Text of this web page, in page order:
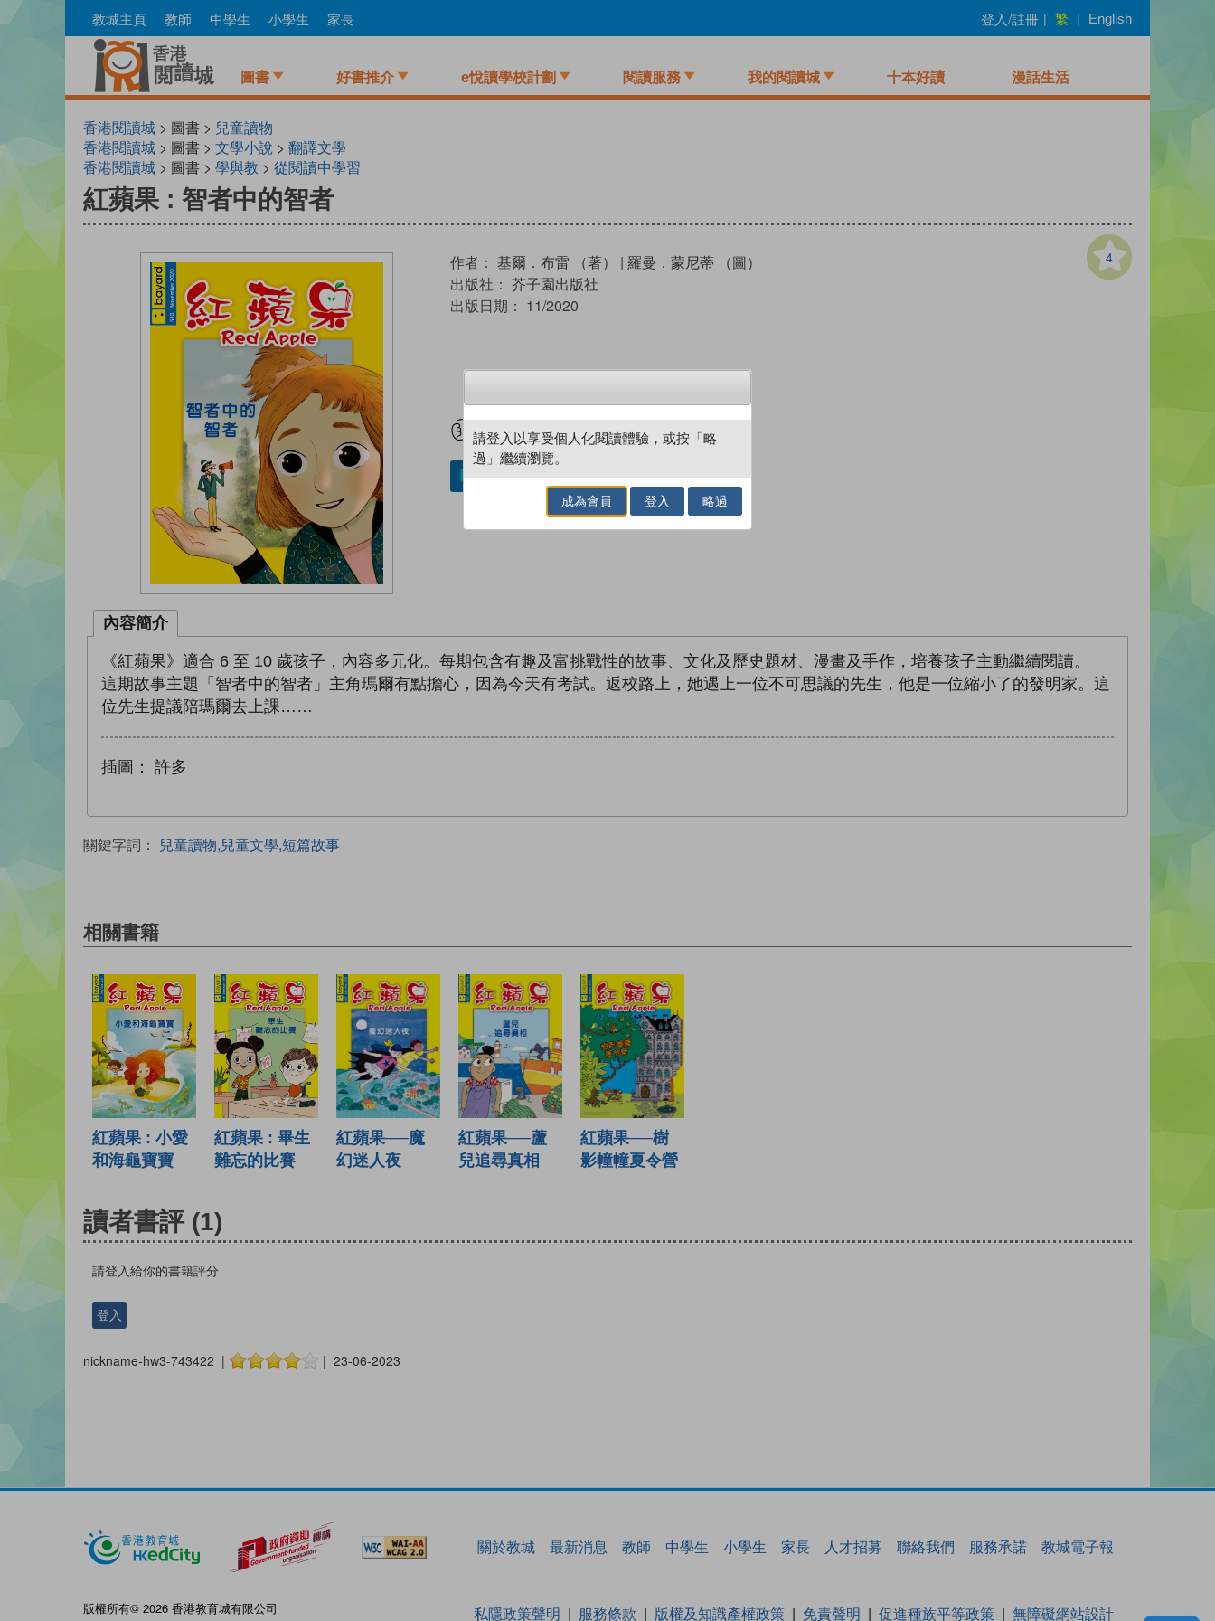
to
教城主頁 教師 中學生 小學生 家長 登入/註冊 | 繁 | English
圖書 好書推介 e悅讀學校計劃 閱讀服務 我的閱讀城 十本好讀 漫話生活
香港閱讀城 > 圖書 > 兒童讀物
香港閱讀城 > 圖書 > 文學小說 > 翻譯文學
香港閱讀城 > 圖書 > 學與教 > 從閱讀中學習
紅蘋果 : 智者中的智者
4
作者： 基爾．布雷 （著） | 羅曼．蒙尼蒂 （圖）
出版社： 芥子園出版社
出版日期： 11/2020
試閲 加入閱讀紀錄
加入／閱讀電子書
內容簡介
《紅蘋果》適合 6 至 10 歲孩子，內容多元化。每期包含有趣及富挑戰性的故事、文化及歷史題材、漫畫及手作，培養孩子主動繼續閱讀。
這期故事主題「智者中的智者」主角瑪爾有點擔心，因為今天有考試。返校路上，她遇上一位不可思議的先生，他是一位縮小了的發明家。這
位先生提議陪瑪爾去上課……
插圖： 許多
關鍵字詞： 兒童讀物,兒童文學,短篇故事
相關書籍
紅蘋果 : 小愛
和海龜寶寶
紅蘋果 : 畢生
難忘的比賽
紅蘋果──魔
幻迷人夜
紅蘋果──蘆
兒追尋真相
紅蘋果──樹
影幢幢夏令營
讀者書評 (1)
請登入給你的書籍評分
登入
nickname-hw3-743422 | | 23-06-2023
關於教城 最新消息 教師 中學生 小學生 家長 人才招募 聯絡我們 服務承諾 教城電子報
版權所有© 2026 香港教育城有限公司 私隱政策聲明 服務條款 版權及知識產權政策 免責聲明 促進種族平等政策 無障礙網站設計
請登入以享受個人化閱讀體驗，或按「略
過」繼續瀏覽。
成為會員 登入 略過